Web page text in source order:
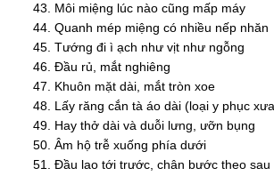
Môi miệng lúc nào cũng mấp máy
Quanh mép miệng có nhiều nếp nhăn
Tướng đi ì ạch như vịt như ngỗng
Đầu rủ, mắt nghiêng
Khuôn mặt dài, mắt tròn xoe
Lấy răng cắn tà áo dài (loại y phục
Hay thở dài và duỗi lưng, ưỡn bụng
Âm hộ trễ xuống phía dưới
Đầu lao tới trước, chân bước theo sau